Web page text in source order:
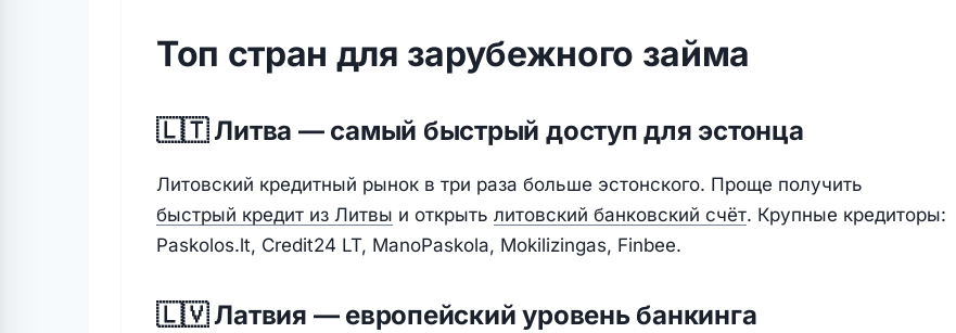
Топ стран для зарубежного займа
🇱🇹 Литва — самый быстрый доступ для эстонца
Литовский кредитный рынок в три раза больше эстонского. Проще получить
быстрый кредит из Литвы и открыть литовский банковский счёт. Крупные кредиторы:
Paskolos.lt, Credit24 LT, ManoPaskola, Mokilizingas, Finbee.
🇱🇻 Латвия — европейский уровень банкинга